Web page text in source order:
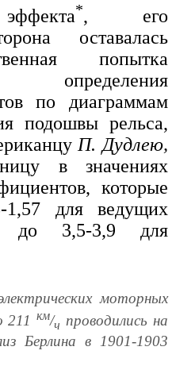
*, его
оставалась
попытка
определения
по диаграммам
подошвы рельса,
П. Дудлею,
в значениях
которые
1,57 для ведущих
до 3,5-3,9 для
моторных
211км/ч проводились на
Берлина в 1901-1903